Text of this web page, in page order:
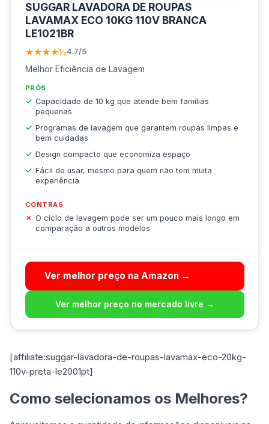
SUGGAR LAVADORA DE ROUPAS
LAVAMAX ECO 10KG 110V BRANCA
LE1021BR
★★★★½4.7/5
Melhor Eficiência de Lavagem
PRÓS
Capacidade de 10 kg que atende bem famílias
pequenas
Programas de lavagem que garantem roupas limpas e
bem cuidadas
Design compacto que economiza espaço
Fácil de usar, mesmo para quem não tem muita
experiência
CONTRAS
O ciclo de lavagem pode ser um pouco mais longo em
comparação a outros modelos
Ver melhor preço na Amazon →
Ver melhor preço no mercado livre →
[affiliate:suggar-lavadora-de-roupas-lavamax-eco-20kg-
110v-preta-le2001pt]
Como selecionamos os Melhores?